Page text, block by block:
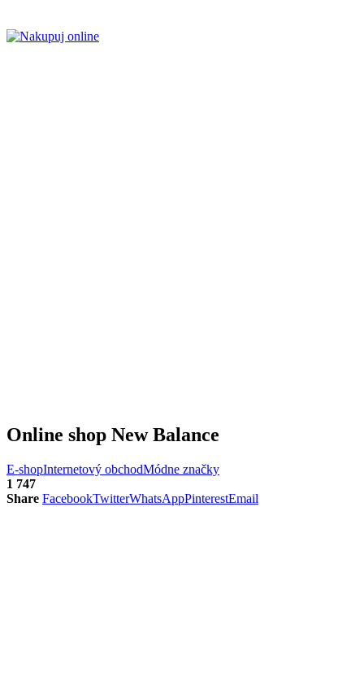
Online shop New Balance
E-shopInternetový obchodMódne značky
1 747
Share FacebookTwitterWhatsAppPinterestEmail